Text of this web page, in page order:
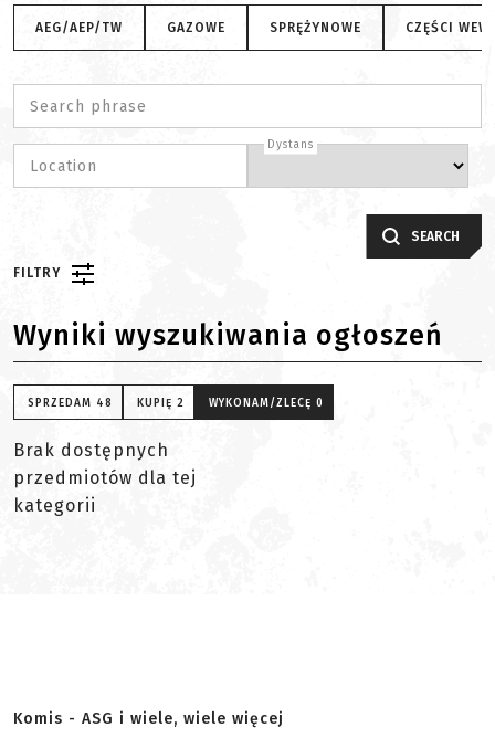
AEG/AEP/TW GAZOWE SPRĘŻYNOWE CZĘŚCI
Search phrase
Location
Dystans
SEARCH
FILTRY
Wyniki wyszukiwania ogłoszeń
SPRZEDAM 48 KUPIĘ 2 WYKONAM/ZLECĘ 0
Brak dostępnych
przedmiotów dla tej
kategorii
Komis - ASG i wiele, wiele więcej